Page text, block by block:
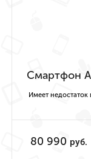
Имеет
80 990 руб.